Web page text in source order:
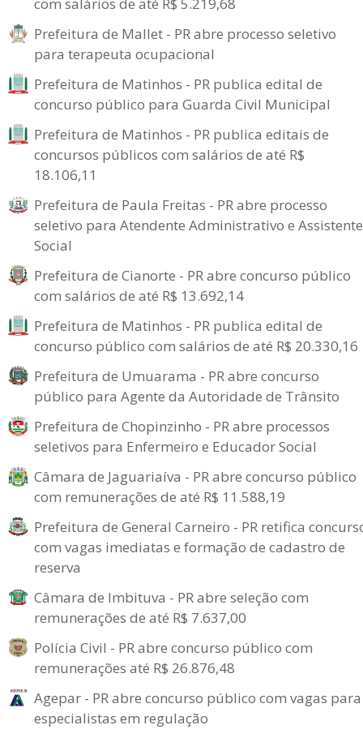
Prefeitura de Mallet - PR abre processo seletivo
para terapeuta ocupacional
Prefeitura de Matinhos - PR publica edital de
concurso público para Guarda Civil Municipal
Prefeitura de Matinhos - PR publica editais de
concursos públicos com salários de até R$
18.106,11
Prefeitura de Paula Freitas - PR abre processo
seletivo para Atendente Administrativo e Assistente
Social
Prefeitura de Cianorte - PR abre concurso público
com salários de até R$ 13.692,14
Prefeitura de Matinhos - PR publica edital de
concurso público com salários de até R$ 20.330,16
Prefeitura de Umuarama - PR abre concurso
público para Agente da Autoridade de Trânsito
Prefeitura de Chopinzinho - PR abre processos
seletivos para Enfermeiro e Educador Social
Câmara de Jaguariaíva - PR abre concurso público
com remunerações de até R$ 11.588,19
Prefeitura de General Carneiro - PR retifica
com vagas imediatas e formação de cadastro de
reserva
Câmara de Imbituva - PR abre seleção com
remunerações de até R$ 7.637,00
Polícia Civil - PR abre concurso público com
remunerações até R$ 26.876,48
Agepar - PR abre concurso público com vagas para
especialistas em regulação